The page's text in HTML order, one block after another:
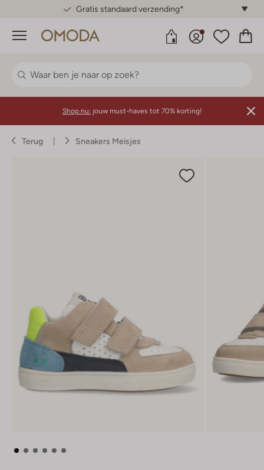
Gratis standaard verzending*
Menu
Shop nu: jouw must-haves tot 70% korting!
Terug Sneakers Meisjes